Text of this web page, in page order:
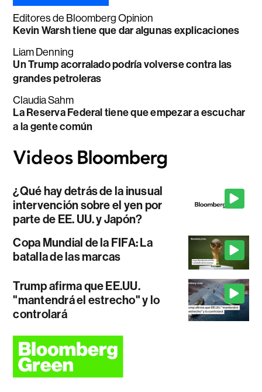
Editores de Bloomberg Opinion
Kevin Warsh tiene que dar algunas explicaciones
Liam Denning
Un Trump acorralado podría volverse contra las
grandes petroleras
Claudia Sahm
La Reserva Federal tiene que empezar a escuchar
a la gente común
¿Qué hay detrás de la inusual
intervención sobre el yen por
parte de EE. UU. y Japón?
Copa Mundial de la FIFA: La
batalla de las marcas
Trump afirma que EE.UU.
"mantendrá el estrecho" y lo
controlará